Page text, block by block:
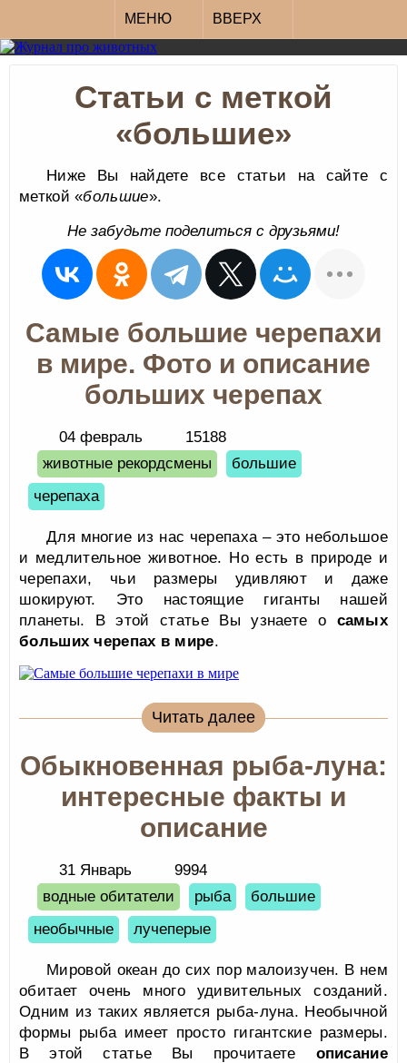
МЕНЮ ВВЕРХ
Статьи с меткой
«большие»
Ниже Вы найдете все статьи на сайте с
меткой «большие».
Не забудьте поделиться с друзьями!
Самые большие черепахи
в мире. Фото и описание
больших черепах
04 февраль
15188
животные рекордсмены
большие
черепаха
Для многие из нас черепаха – это небольшое
и медлительное животное. Но есть в природе и
черепахи, чьи размеры удивляют и даже
шокируют. Это настоящие гиганты нашей
планеты. В этой статье Вы узнаете о самых
больших черепах в мире.
Читать далее
Обыкновенная рыба-луна:
интересные факты и
описание
31 Январь
9994
водные обитатели
рыба
большие
необычные
лучеперые
Мировой океан до сих пор малоизучен. В нем
обитает очень много удивительных созданий.
Одним из таких является рыба-луна. Необычной
формы рыба имеет просто гигантские размеры.
В этой статье Вы прочитаете описание